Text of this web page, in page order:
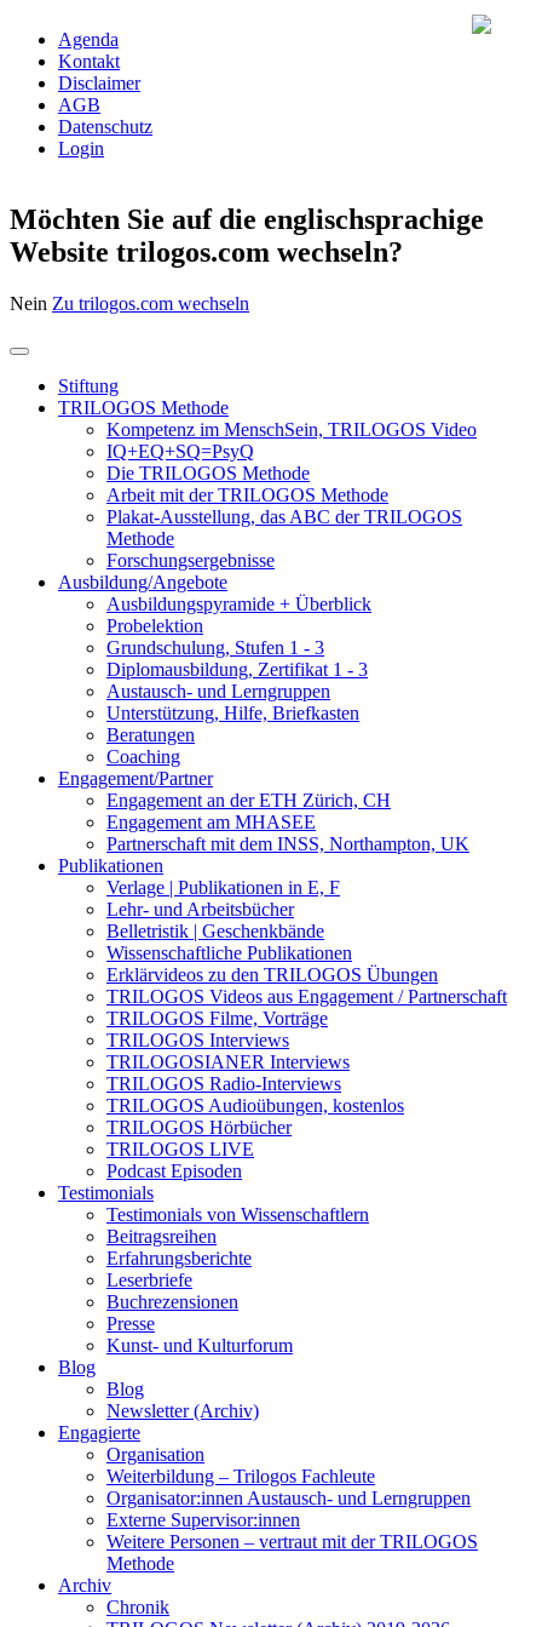
Agenda
Kontakt
Disclaimer
AGB
Datenschutz
Login
Möchten Sie auf die englischsprachige
Website trilogos.com wechseln?
Nein Zu trilogos.com wechseln
Stiftung
TRILOGOS Methode
Kompetenz im MenschSein, TRILOGOS Video
IQ+EQ+SQ=PsyQ
Die TRILOGOS Methode
Arbeit mit der TRILOGOS Methode
Plakat-Ausstellung, das ABC der TRILOGOS
Methode
Forschungsergebnisse
Ausbildung/Angebote
Ausbildungspyramide + Überblick
Probelektion
Grundschulung, Stufen 1 - 3
Diplomausbildung, Zertifikat 1 - 3
Austausch- und Lerngruppen
Unterstützung, Hilfe, Briefkasten
Beratungen
Coaching
Engagement/Partner
Engagement an der ETH Zürich, CH
Engagement am MHASEE
Partnerschaft mit dem INSS, Northampton, UK
Publikationen
Verlage | Publikationen in E, F
Lehr- und Arbeitsbücher
Belletristik | Geschenkbände
Wissenschaftliche Publikationen
Erklärvideos zu den TRILOGOS Übungen
TRILOGOS Videos aus Engagement / Partnerschaft
TRILOGOS Filme, Vorträge
TRILOGOS Interviews
TRILOGOSIANER Interviews
TRILOGOS Radio-Interviews
TRILOGOS Audioübungen, kostenlos
TRILOGOS Hörbücher
TRILOGOS LIVE
Podcast Episoden
Testimonials
Testimonials von Wissenschaftlern
Beitragsreihen
Erfahrungsberichte
Leserbriefe
Buchrezensionen
Presse
Kunst- und Kulturforum
Blog
Blog
Newsletter (Archiv)
Engagierte
Organisation
Weiterbildung – Trilogos Fachleute
Organisator:innen Austausch- und Lerngruppen
Externe Supervisor:innen
Weitere Personen – vertraut mit der TRILOGOS
Methode
Archiv
Chronik